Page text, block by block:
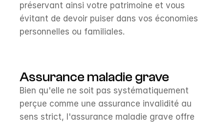
préservant ainsi votre patrimoine et vous
évitant de devoir puiser dans vos économies
personnelles ou familiales.
Assurance maladie grave
Bien qu'elle ne soit pas systématiquement
perçue comme une assurance invalidité au
sens strict, l'assurance maladie grave offre